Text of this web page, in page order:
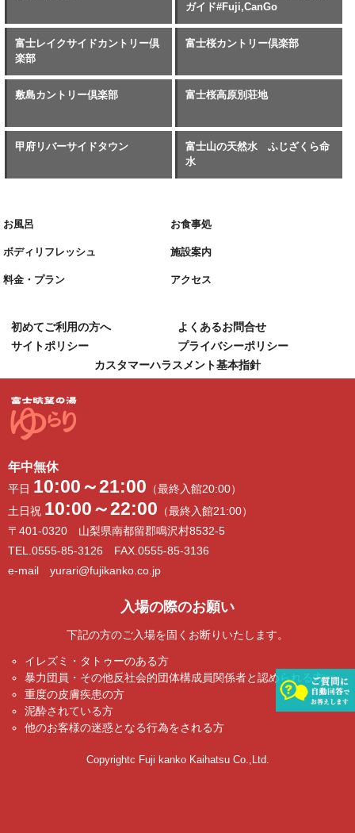
ガイド#Fuji,CanGo
富士レイクサイドカントリー倶
楽部
富士桜カントリー倶楽部
敷島カントリー倶楽部 富士桜高原別荘地
甲府リバーサイドタウン
富士山の天然水 ふじざくら命
水
お風呂 お食事処
ボディリフレッシュ 施設案内
料金・プラン アクセス
初めてご利用の方へ
よくあるお問合せ
サイトポリシー
プライバシーポリシー
カスタマーハラスメント基本指針
年中無休
平日 10:00～21:00 （最終入館20:00）
土日祝 10:00～22:00 （最終入館21:00）
〒401-0320 山梨県南都留郡鳴沢村8532-5
TEL.0555-85-3126 FAX.0555-85-3136
e-mail yurari@fujikanko.co.jp
入場の際のお願い
下記の方のご入場を固くお断りいたします。
イレズミ・タトゥーのある方
暴力団員・その他反社会的団体構成員関係者と認められる方
重度の皮膚疾患の方
泥酔されている方
他のお客様の迷惑となる行為をされる方
Copyrightc Fuji kanko Kaihatsu Co.,Ltd.